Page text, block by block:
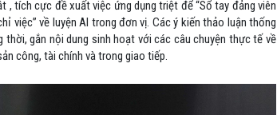
, tích cực đề xuất việc ứng dụng triệt để “Sổ tay đảng viên
việc” về luyện AI trong đơn vị. Các ý kiến thảo luận thống
gắn nội dung sinh hoạt với các câu chuyện thực tế về
công, tài chính và trong giao tiếp.